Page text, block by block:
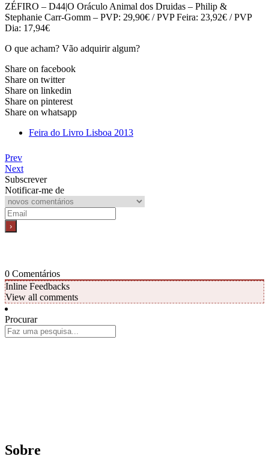
ZÉFIRO – D44|O Oráculo Animal dos Druidas – Philip &
Stephanie Carr-Gomm – PVP: 29,90€ / PVP Feira: 23,92€ / PVP
Dia: 17,94€
O que acham? Vão adquirir algum?
Share on facebook
Share on twitter
Share on linkedin
Share on pinterest
Share on whatsapp
Feira do Livro Lisboa 2013
Prev
Next
Subscrever
Notificar-me de
0 Comentários
Inline Feedbacks
View all comments
Procurar
Sobre